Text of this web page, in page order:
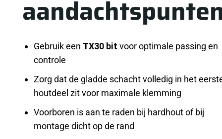
Gebruik een TX30 bit voor optimale passing en
controle
Zorg dat de gladde schacht volledig in het
houtdeel zit voor maximale klemming
Voorboren is aan te raden bij hardhout of bij
montage dicht op de rand